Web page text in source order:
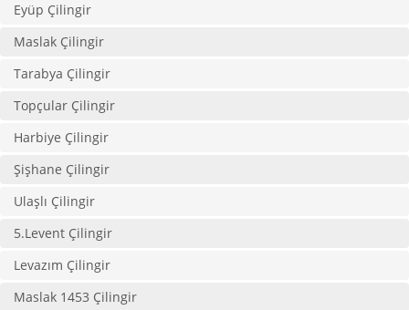
Eyüp Çilingir
Maslak Çilingir
Tarabya Çilingir
Topçular Çilingir
Harbiye Çilingir
Şişhane Çilingir
Ulaşlı Çilingir
5.Levent Çilingir
Levazım Çilingir
Maslak 1453 Çilingir